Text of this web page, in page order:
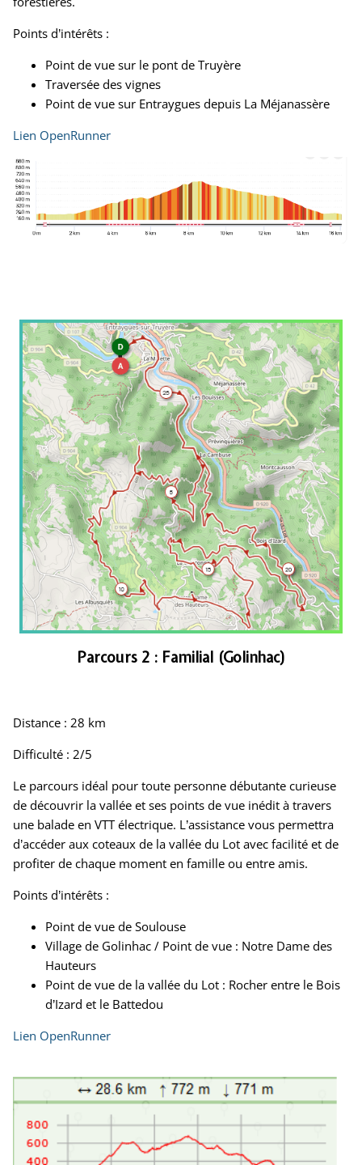
Points d’intérêts :
Point de vue sur le pont de Truyère
Traversée des vignes
Point de vue sur Entraygues depuis La Méjanassère
Lien OpenRunner
Parcours 2 : Familial (Golinhac)
Distance : 28 km
Difficulté : 2/5
Le parcours idéal pour toute personne débutante curieuse
de découvrir la vallée et ses points de vue inédit à travers
une balade en VTT électrique. L’assistance vous permettra
d’accéder aux coteaux de la vallée du Lot avec facilité et de
profiter de chaque moment en famille ou entre amis.
Points d’intérêts :
Point de vue de Soulouse
Village de Golinhac / Point de vue : Notre Dame des
Hauteurs
Point de vue de la vallée du Lot : Rocher entre le Bois
d’Izard et le Battedou
Lien OpenRunner